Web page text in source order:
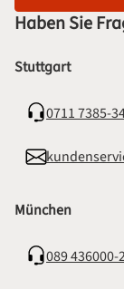
Haben Sie
Stuttgart
0711 7385-
München
089 436000-